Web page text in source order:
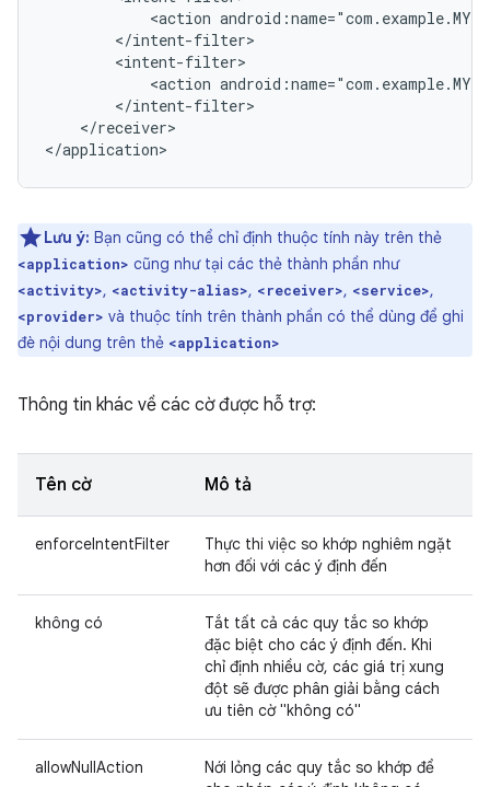
<action
<action
</receiver>
Lưu ý: Bạn cũng có thể chỉ định thuộc tính này trên thẻ
<application> cũng như tại các thẻ thành phần như
<activity>, <activity-alias>, <receiver>, <service>,
<provider> và thuộc tính trên thành phần có thể dùng để ghi
đè nội dung trên thẻ <application>
Thông tin khác về các cờ được hỗ trợ:
Tên cờ Mô tả
enforceIntentFilter
Thực thi việc so khớp nghiêm ngặt
hơn đối với các ý định đến
không có
Tắt tất cả các quy tắc so khớp
đặc biệt cho các ý định đến. Khi
chỉ định nhiều cờ, các giá trị xung
đột sẽ được phân giải bằng cách
ưu tiên cờ "không có"
allowNullAction
Nới lỏng các quy tắc so khớp để